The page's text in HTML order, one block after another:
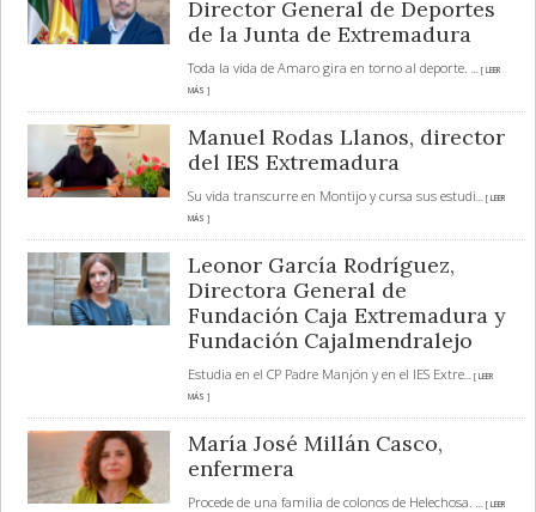
Director General de Deportes
de la Junta de Extremadura
Toda la vida de Amaro gira en torno al deporte.
... [ LEER
MÁS ]
Manuel Rodas Llanos, director
del IES Extremadura
Su vida transcurre en Montijo y cursa sus estudi
... [ LEER
MÁS ]
Leonor García Rodríguez,
Directora General de
Fundación Caja Extremadura y
Fundación Cajalmendralejo
Estudia en el CP Padre Manjón y en el IES Extre... [ LEER
MÁS ]
María José Millán Casco,
enfermera
Procede de una familia de colonos de Helechosa.
... [ LEER